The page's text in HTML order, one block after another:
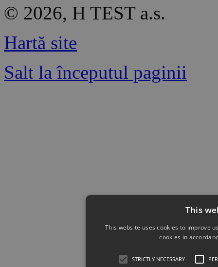
© 2026, H TEST a.s.
Hartă site
Salt la începutul paginii
This
This website uses cookies to improve
cookies in
STRICTLY NECESSARY